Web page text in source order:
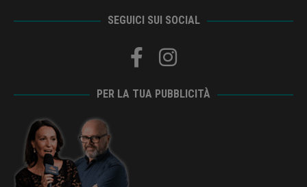
SEGUICI SUI SOCIAL
PER LA TUA PUBBLICITÀ